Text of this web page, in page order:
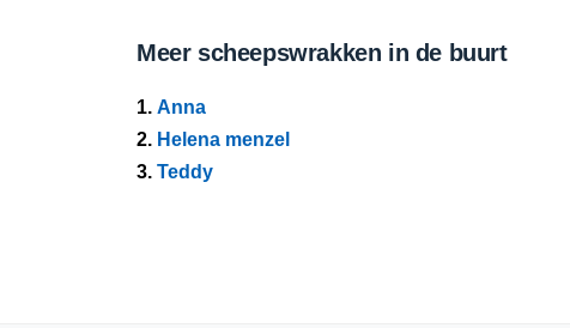
Meer scheepswrakken in de buurt
1. Anna
2. Helena menzel
3. Teddy